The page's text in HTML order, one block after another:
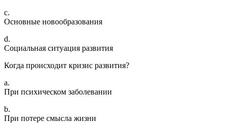
c.
Основные новообразования
d.
Социальная ситуация развития
Когда происходит кризис развития?
a.
При психическом заболевании
b.
При потере смысла жизни